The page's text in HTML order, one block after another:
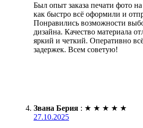
Был опыт заказа печати фото
как быстро всё оформили и
Понравились возможности
дизайна. Качество материала
яркий и четкий. Оперативно
задержек. Всем советую!
Звана Берия : ★ ★ ★ ★ ★
27.10.2025